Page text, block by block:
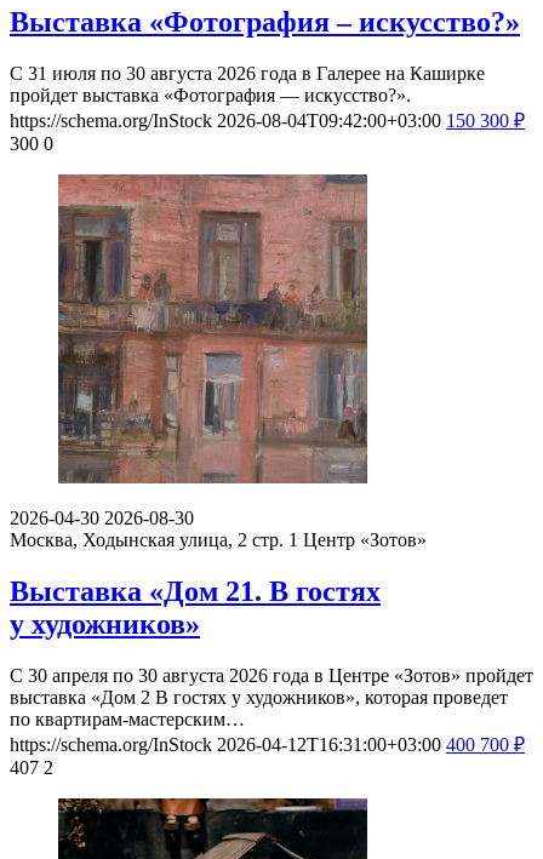
Выставка «Фотография – искусство?»
С 31 июля по 30 августа 2026 года в Галерее на Каширке
пройдет выставка «Фотография — искусство?».
https://schema.org/InStock 2026-08-04T09:42:00+03:00 150 300 ₽
300 0
2026-04-30 2026-08-30
Москва, Ходынская улица, 2 стр. 1 Центр «Зотов»
Выставка «Дом 21. В гостях
у художников»
С 30 апреля по 30 августа 2026 года в Центре «Зотов» пройдет
выставка «Дом 2 В гостях у художников», которая проведет
по квартирам-мастерским…
https://schema.org/InStock 2026-04-12T16:31:00+03:00 400 700 ₽
407 2